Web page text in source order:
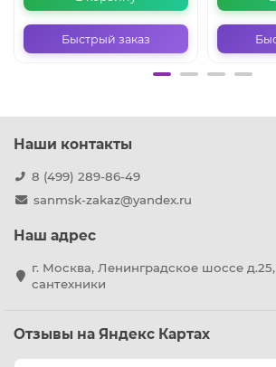
Быстрый заказ
Наши контакты
8 (499) 289-86-49
sanmsk-zakaz@yandex.ru
Наш адрес
г. Москва, Ленинградское шоссе
сантехники
Отзывы на Яндекс Картах